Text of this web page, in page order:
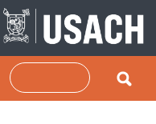
Pasar al contenido principal
Buscar